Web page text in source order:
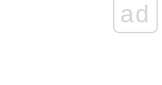
ad